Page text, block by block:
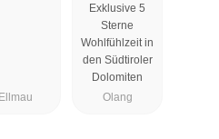
Ellmau
LUXURY .
AYURVEDA
& SPA
Exklusive 5
Sterne
Wohlfühlzeit in
den Südtiroler
Dolomiten
Olang